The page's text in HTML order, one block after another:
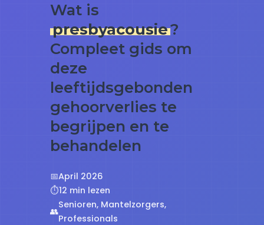
Wat is
presbyacousie?
Compleet gids om
deze
leeftijdsgebonden
gehoorverlies te
begrijpen en te
behandelen
📅April 2026
⏱️12 min lezen
👥
Senioren, Mantelzorgers,
Professionals